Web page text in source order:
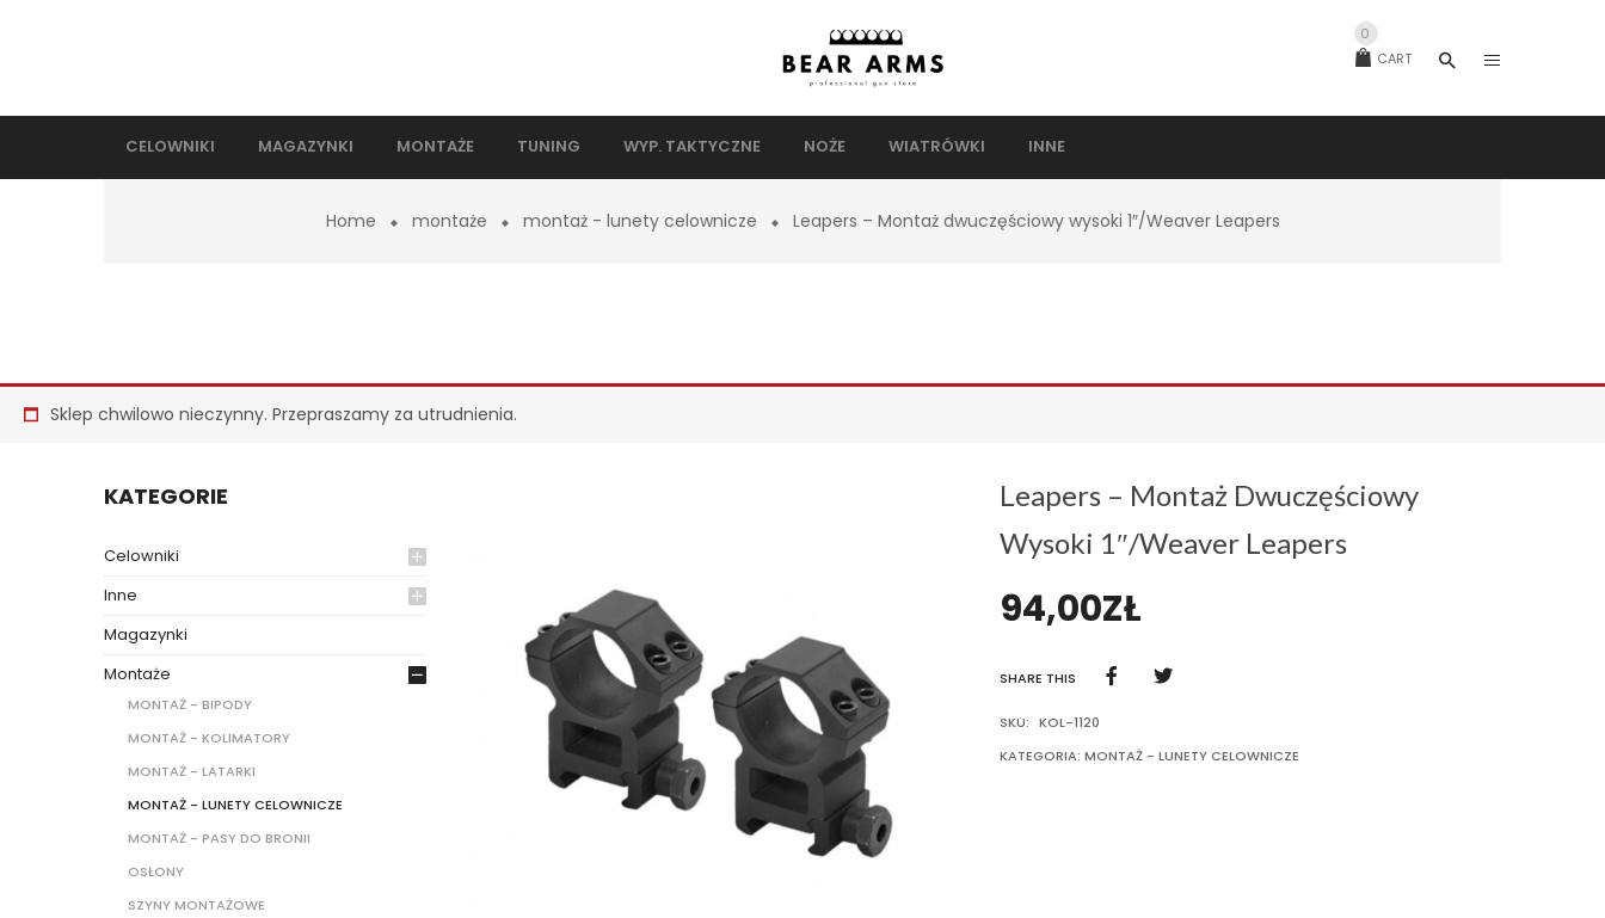
CART
0
CELOWNIKI MAGAZYNKI MONTAŻE TUNING WYP. TAKTYCZNE NOŻE WIATRÓWKI INNE
Home montaże montaż - lunety celownicze Leapers – Montaż dwuczęściowy wysoki 1″/Weaver Leapers
Sklep chwilowo nieczynny. Przepraszamy za utrudnienia.
KATEGORIE
Celowniki
Inne
Magazynki
Montaże
MONTAŻ - BIPODY
MONTAŻ - KOLIMATORY
MONTAŻ - LATARKI
MONTAŻ - LUNETY CELOWNICZE
MONTAŻ - PASY DO BRONII
OSŁONY
SZYNY MONTAŻOWE
Leapers – Montaż Dwuczęściowy
Wysoki 1″/Weaver Leapers
94,00ZŁ
SHARE THIS
SKU: KOL-1120
KATEGORIA: MONTAŻ - LUNETY CELOWNICZE